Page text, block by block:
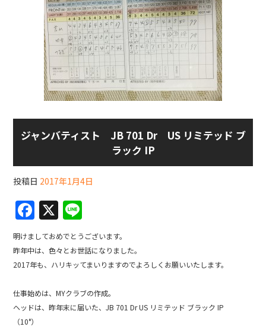
ジャンバティスト JB 701 Dr US リミテッド ブ
ラック IP
投稿日 2017年1月4日
F
a
c
e
b
o
X
n
e
明けましておめでとうございます。
昨年中は、色々とお世話になりました。
2017年も、ハリキッてまいりますのでよろしくお願いいたします。
仕事始めは、MYクラブの作成。
ヘッドは、昨年末に届いた、JB 701 Dr US リミテッド ブラック IP
（10°）